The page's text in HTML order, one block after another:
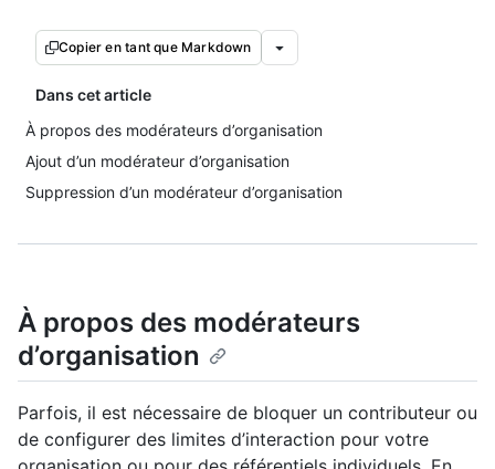
Copier en tant que Markdown
Dans cet article
À propos des modérateurs d’organisation
Ajout d’un modérateur d’organisation
Suppression d’un modérateur d’organisation
À propos des modérateurs
d’organisation
Parfois, il est nécessaire de bloquer un contributeur ou
de configurer des limites d’interaction pour votre